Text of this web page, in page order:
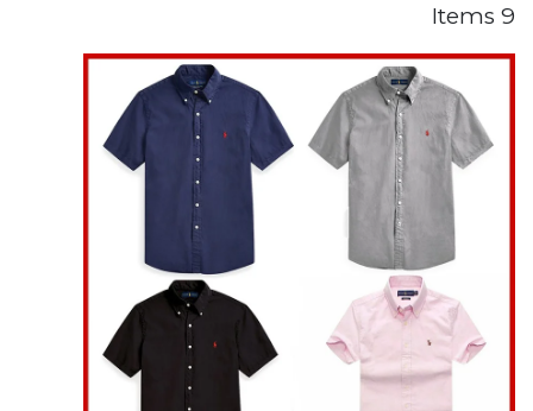
9 Items